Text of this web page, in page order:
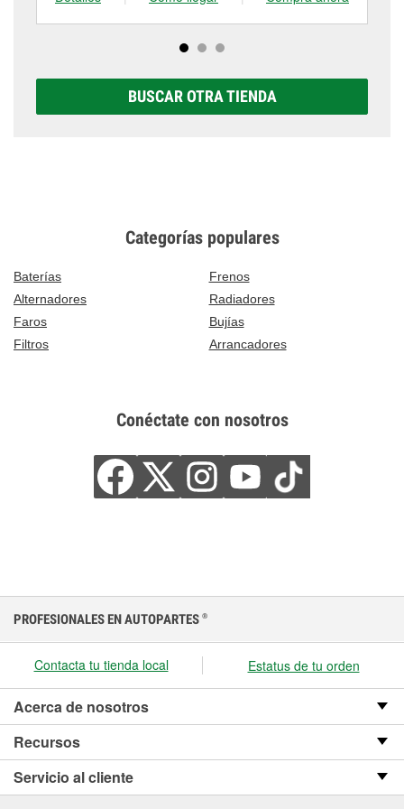
BUSCAR OTRA TIENDA
Categorías populares
Baterías
Frenos
Alternadores
Radiadores
Faros
Bujías
Filtros
Arrancadores
Conéctate con nosotros
PROFESIONALES EN AUTOPARTES ®
Contacta tu tienda local Estatus de tu orden
Acerca de nosotros
Recursos
Servicio al cliente